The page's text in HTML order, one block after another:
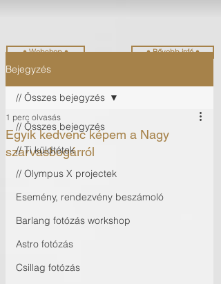
Bejegyzés
// Összes bejegyzés
// Ti küldtétek
// Olympus X projectek
Esemény, rendezvény beszámoló
Barlang fotózás workshop
Astro fotózás
Csillag fotózás
// Összes bejegyzés
Egyik kedvenc képem a Nagy
szarvasbogárról
1 perc olvasás
• Webshop • • Bővebb infó •